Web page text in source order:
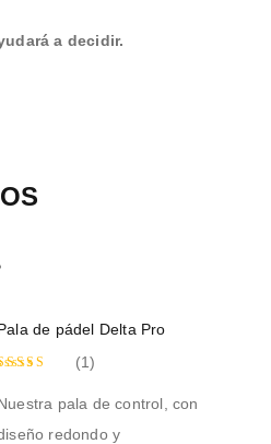
a decidir.
de pádel Delta Pro
(1)
pala de control, con
redondo y